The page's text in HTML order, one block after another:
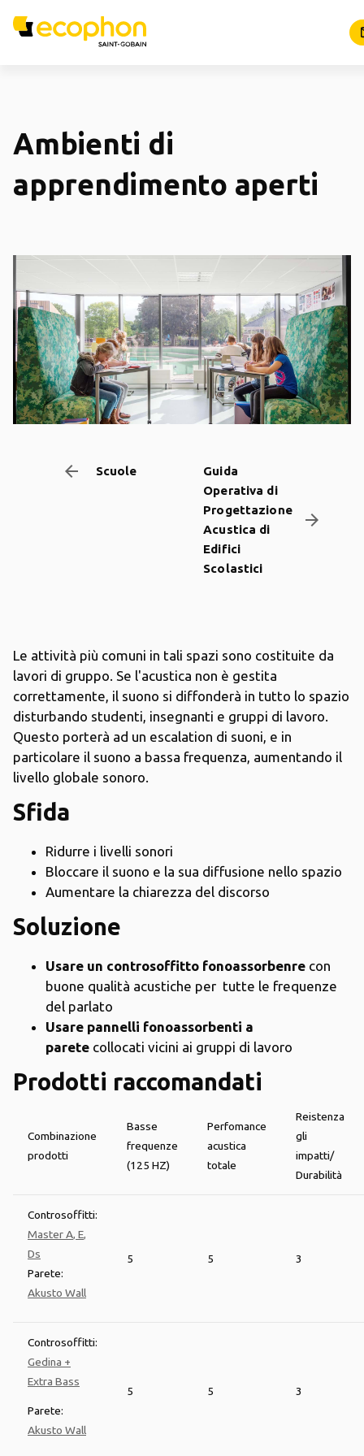
Ambienti di
apprendimento aperti
Scuole
arrow_backward
Guida
Operativa di
Progettazione
Acustica di
Edifici
Scolastici
arrow_forward
Le attività più comuni in tali spazi sono costituite da
lavori di gruppo. Se l'acustica non è gestita
correttamente, il suono si diffonderà in tutto lo spazio
disturbando studenti, insegnanti e gruppi di lavoro.
Questo porterà ad un escalation di suoni, e in
particolare il suono a bassa frequenza, aumentando il
livello globale sonoro.
Sfida
Ridurre i livelli sonori
Bloccare il suono e la sua diffusione nello spazio
Aumentare la chiarezza del discorso
Soluzione
Usare un controsoffitto fonoassorbenre con
buone qualità acustiche per tutte le frequenze
del parlato
Usare pannelli fonoassorbenti a
parete collocati vicini ai gruppi di lavoro
Prodotti raccomandati
Combinazione
prodotti
Basse
frequenze
(125 HZ)
Perfomance
acustica
totale
Reistenza
gli
impatti/
Durabilità
Controsoffitti:
Master A, E,
Ds
Parete:
Akusto Wall
5 5 3
Controsoffitti:
Gedina +
Extra Bass
Parete:
Akusto Wall
5 5 3